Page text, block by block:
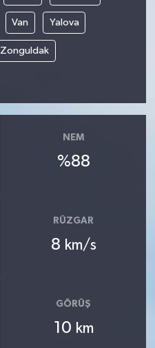
Van Yalova
Zonguldak
NEM
%88
RÜZGAR
8 km/s
GÖRÜŞ
10 km